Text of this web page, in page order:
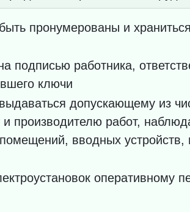
пронумерованы и
подписью работника,
ключи
допускающему из
и производителю работ,
вводных
оперативному